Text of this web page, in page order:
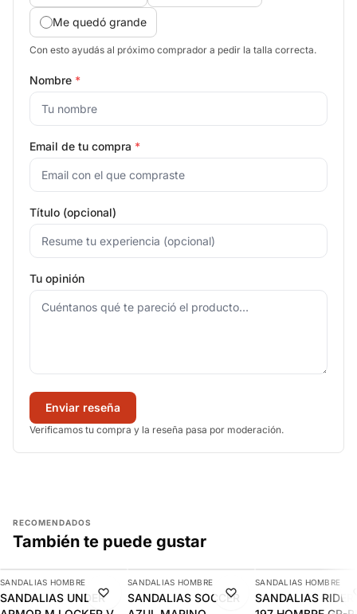
Me quedó grande
Con esto ayudás al próximo comprador a pedir la talla correcta.
Nombre *
Email de tu compra *
Título (opcional)
Tu opinión
Enviar reseña
Verificamos tu compra y la reseña pasa por moderación.
RECOMENDADOS
También te puede gustar
-12%
AGREGAR
SANDALIAS HOMBRE
SANDALIAS UNDER
-19%
AGREGAR
SANDALIAS HOMBRE
SANDALIAS SOCCER
-8%
SANDALIAS HOMBRE
SANDALIAS RIDER